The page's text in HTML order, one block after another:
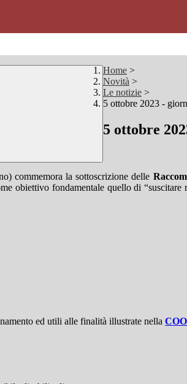
Home >
Novità >
Le notizie >
5 ottobre 2023 -
5 ottobre
commemora la sottoscrizione delle
obiettivo fondamentale quello di
ed utili alle finalità illustrate nella